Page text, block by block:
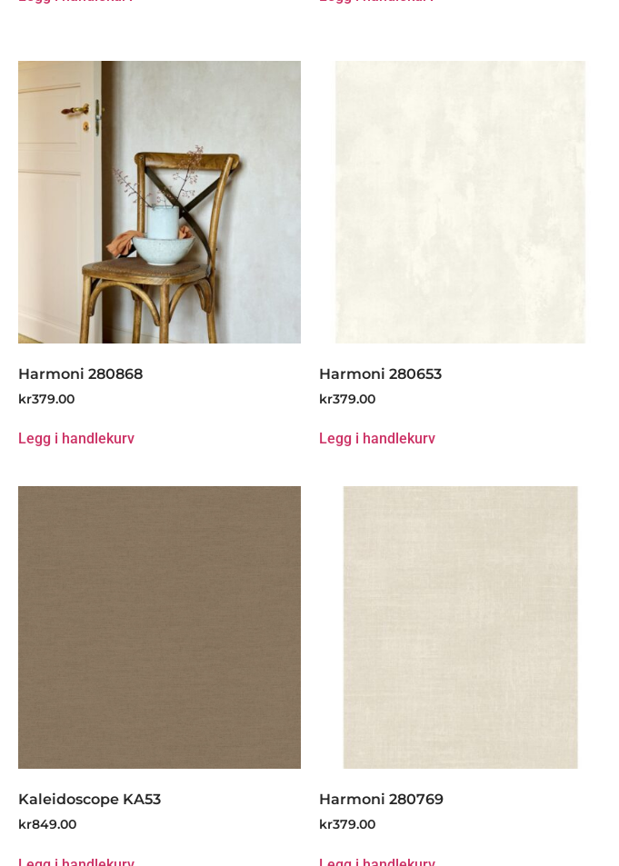
Harmoni 280868
kr379.00
Legg i handlekurv
Harmoni 280653
kr379.00
Legg i handlekurv
Kaleidoscope KA53
kr849.00
Harmoni 280769
kr379.00